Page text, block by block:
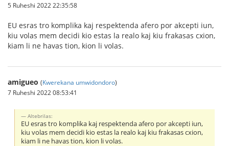
5 Ruheshi 2022 22:35:58
EU esras tro komplika kaj respektenda afero por akcepti iun,
kiu volas mem decidi kio estas la realo kaj kiu frakasas cxion,
kiam li ne havas tion, kion li volas.
amigueo (Kwerekana umwidondoro)
7 Ruheshi 2022 08:53:41
Altebrilas:
EU esras tro komplika kaj respektenda afero por akcepti iun,
kiu volas mem decidi kio estas la realo kaj kiu frakasas cxion,
kiam li ne havas tion, kion li volas.